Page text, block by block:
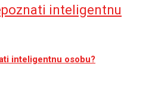
inteligentnu osobu?